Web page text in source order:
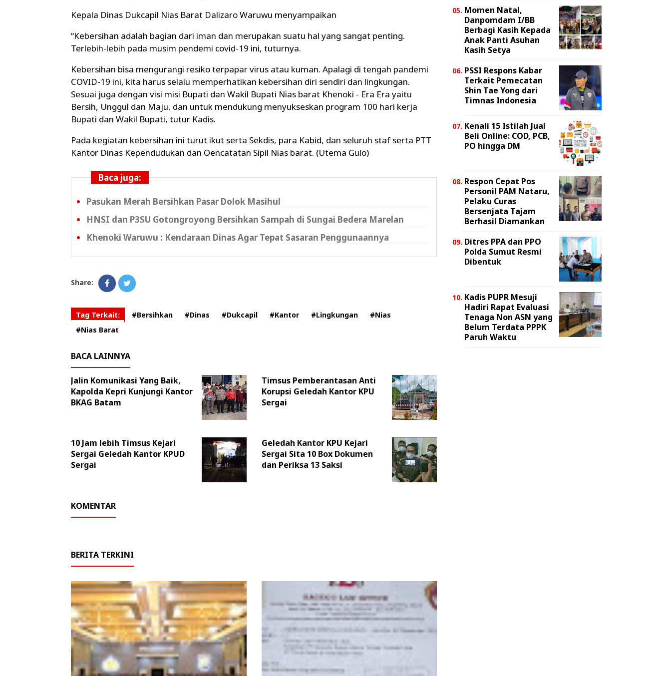
Kepala Dinas Dukcapil Nias Barat Dalizaro Waruwu menyampaikan
“Kebersihan adalah bagian dari iman dan merupakan suatu hal yang sangat penting.
Terlebih-lebih pada musim pendemi covid-19 ini, tuturnya.
Kebersihan bisa mengurangi resiko terpapar virus atau kuman. Apalagi di tengah pandemi
COVID-19 ini, kita harus selalu memperhatikan kebersihan diri sendiri dan lingkungan.
Sesuai juga dengan visi misi Bupati dan Wakil Bupati Nias barat Khenoki - Era Era yaitu
Bersih, Unggul dan Maju, dan untuk mendukung menyukseskan program 100 hari kerja
Bupati dan Wakil Bupati, tutur Kadis.
Pada kegiatan kebersihan ini turut ikut serta Sekdis, para Kabid, dan seluruh staf serta PTT
Kantor Dinas Kependudukan dan Oencatatan Sipil Nias barat. (Utema Gulo)
Baca juga:
Pasukan Merah Bersihkan Pasar Dolok Masihul
HNSI dan P3SU Gotongroyong Bersihkan Sampah di Sungai Bedera Marelan
Khenoki Waruwu : Kendaraan Dinas Agar Tepat Sasaran Penggunaannya
Share:
Tag Terkait: #Bersihkan #Dinas #Dukcapil #Kantor #Lingkungan
#Nias
#Nias Barat
BACA LAINNYA
Jalin Komunikasi Yang Baik,
Kapolda Kepri Kunjungi Kantor
BKAG Batam
Timsus Pemberantasan Anti
Korupsi Geledah Kantor KPU
Sergai
10 Jam lebih Timsus Kejari
Sergai Geledah Kantor KPUD
Sergai
Geledah Kantor KPU Kejari
Sergai Sita 10 Box Dokumen
dan Periksa 13 Saksi
KOMENTAR
BERITA TERKINI
Momen Natal,
Danpomdam I/BB
Berbagi Kasih Kepada
Anak Panti Asuhan
Kasih Setya
PSSI Respons Kabar
Terkait Pemecatan
Shin Tae Yong dari
Timnas Indonesia
Kenali 15 Istilah Jual
Beli Online: COD, PCB,
PO hingga DM
Respon Cepat Pos
Personil PAM Nataru,
Pelaku Curas
Bersenjata Tajam
Berhasil Diamankan
Ditres PPA dan PPO
Polda Sumut Resmi
Dibentuk
Kadis PUPR Mesuji
Hadiri Rapat Evaluasi
Tenaga Non ASN yang
Belum Terdata PPPK
Paruh Waktu